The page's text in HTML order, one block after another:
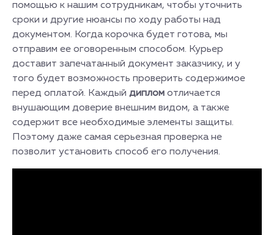
помощью к нашим сотрудникам, чтобы уточнить
сроки и другие нюансы по ходу работы над
документом. Когда корочка будет готова, мы
отправим ее оговоренным способом. Курьер
доставит запечатанный документ заказчику, и у
того будет возможность проверить содержимое
перед оплатой. Каждый диплом отличается
внушающим доверие внешним видом, а также
содержит все необходимые элементы защиты.
Поэтому даже самая серьезная проверка не
позволит установить способ его получения.